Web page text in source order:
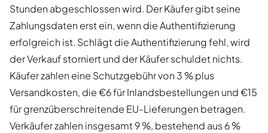
Stunden abgeschlossen wird. Der Käufer gibt seine
Zahlungsdaten erst ein, wenn die Authentifizierung
erfolgreich ist. Schlägt die Authentifizierung fehl, wird
der Verkauf storniert und der Käufer schuldet nichts.
Käufer zahlen eine Schutzgebühr von 3 % plus
Versandkosten, die €6 für Inlandsbestellungen und €15
für grenzüberschreitende EU-Lieferungen betragen.
Verkäufer zahlen insgesamt 9 %, bestehend aus 6 %